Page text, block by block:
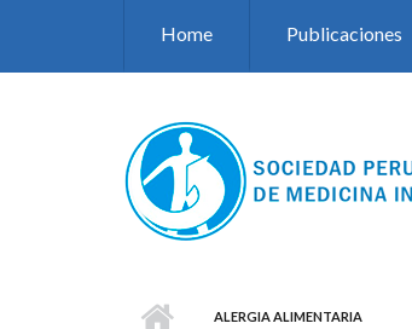
Home Publicaciones
ALERGIA ALIMENTARIA